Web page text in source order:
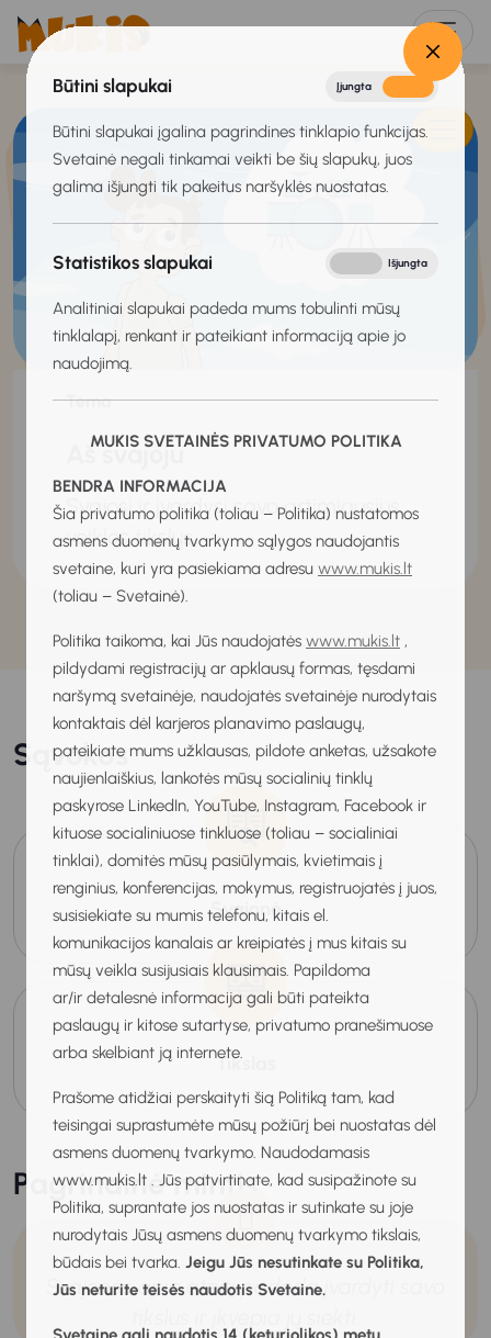
Būtini slapukai Įjungta
Būtini slapukai įgalina pagrindines tinklapio funkcijas.
Svetainė negali tinkamai veikti be šių slapukų, juos
galima išjungti tik pakeitus naršyklės nuostatas.
Statistikos slapukai Išjungta
Analitiniai slapukai padeda mums tobulinti mūsų
tinklalapį, renkant ir pateikiant informaciją apie jo
naudojimą.
MUKIS SVETAINĖS PRIVATUMO POLITIKA
BENDRA INFORMACIJA
Šia privatumo politika (toliau – Politika) nustatomos
asmens duomenų tvarkymo sąlygos naudojantis
svetaine, kuri yra pasiekiama adresu www.mukis.lt
(toliau – Svetainė).
Politika taikoma, kai Jūs naudojatės www.mukis.lt ,
pildydami registracijų ar apklausų formas, tęsdami
naršymą svetainėje, naudojatės svetainėje nurodytais
kontaktais dėl karjeros planavimo paslaugų,
pateikiate mums užklausas, pildote anketas, užsakote
naujienlaiškius, lankotės mūsų socialinių tinklų
paskyrose LinkedIn, YouTube, Instagram, Facebook ir
kituose socialiniuose tinkluose (toliau – socialiniai
tinklai), domitės mūsų pasiūlymais, kvietimais į
renginius, konferencijas, mokymus, registruojatės į juos,
susisiekiate su mumis telefonu, kitais el.
komunikacijos kanalais ar kreipiatės į mus kitais su
mūsų veikla susijusiais klausimais. Papildoma
ar/ir detalesnė informacija gali būti pateikta
paslaugų ir kitose sutartyse, privatumo pranešimuose
arba skelbiant ją internete.
Prašome atidžiai perskaityti šią Politiką tam, kad
teisingai suprastumėte mūsų požiūrį bei nuostatas dėl
asmens duomenų tvarkymo. Naudodamasis
www.mukis.lt . Jūs patvirtinate, kad susipažinote su
Politika, suprantate jos nuostatas ir sutinkate su joje
nurodytais Jūsų asmens duomenų tvarkymo tikslais,
būdais bei tvarka. Jeigu Jūs nesutinkate su Politika,
Jūs neturite teisės naudotis Svetaine.
Tema
Aš svajoju
Svajosi ir įvardysi savo artimiausius
veiklos tikslus.
Sąvokos
Svajonė
Tikslas
Pagrindinė mintis
Svajonės apie ateitį padeda įvardyti savo